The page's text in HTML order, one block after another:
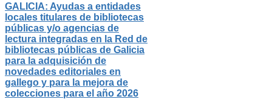
GALICIA: Ayudas a entidades
locales titulares de bibliotecas
públicas y/o agencias de
lectura integradas en la Red de
bibliotecas públicas de Galicia
para la adquisición de
novedades editoriales en
gallego y para la mejora de
colecciones para el año 2026